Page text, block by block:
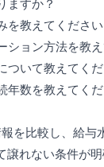
ますか？
を教えてください
ション方法を教
ついて教えてく
年数を教えてく
を比較し、給与
れない条件が明